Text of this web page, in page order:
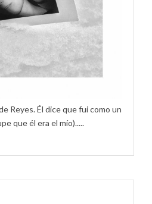
Reyes. Él dice que fui como un
que él era el mío).....